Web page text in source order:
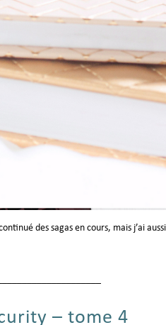
des sagas en cours, mais j’ai
– tome 4